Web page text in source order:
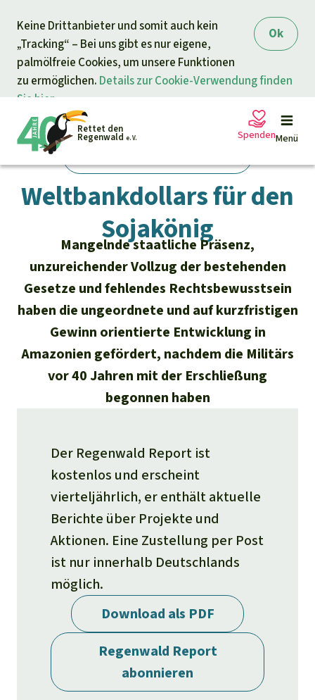
Ok
Keine Drittanbieter und somit auch kein
„Tracking“ – Bei uns gibt es nur eigene,
palmölfreie Cookies, um unsere Funktionen
zu ermöglichen. Details zur Cookie-Verwendung finden
Sie hier.
springen
Rettet den
Regenwald e. V. Menü
Petitionen
Projekte
Informieren
Aktuelles
Erfolge
Alle News
Newsletter­anmeldung
Unsere Themen
Der Regenwald
Biodiversität
Schutzgebiete
Palmöl
Tropenholz
Aluminium
Gold
Regenwald Report
01/2026
04/2025
03/2025
02/2025
01/2025
Ältere Ausgaben
Erfolge
Shop
Über uns
Der Verein
40 Jahre Vereins­geschichte
Häufige Fragen
Jahresberichte
Stiftung
Kontakt
Medien
Presse
Presse-Echo
Widget einbinden
Banner einbinden
Freianzeigen
Suche
Deutsch
English
Español
Français
Italiano
Spenden
Ihre Spende hilft
Allgemeine Spende
Dringender Spendenaufruf
Regenwald-Urkunden
Fragen & Antworten
Testament
Spendenkonto
Rettet den
Regenwald e. V.
DE11 4306 0967 2025
GENODEM1GLS
GLS Bank
IBAN kopieren
Tierschutz
Waldschutz
Spenden für eine Region
Südostasien
Regenwald Report 02/2005
Weltbankdollars für den
Sojakönig
Mangelnde staatliche Präsenz,
unzureichender Vollzug der bestehenden
Gesetze und fehlendes Rechtsbewusstsein
haben die ungeordnete und auf kurzfristigen
Gewinn orientierte Entwicklung in
Amazonien gefördert, nachdem die Militärs
vor 40 Jahren mit der Erschließung
begonnen haben
Der Regenwald Report ist
kostenlos und erscheint
vierteljährlich, er enthält aktuelle
Berichte über Projekte und
Aktionen. Eine Zustellung per Post
ist nur innerhalb Deutschlands
möglich.
Download als PDF
Regenwald Report
abonnieren